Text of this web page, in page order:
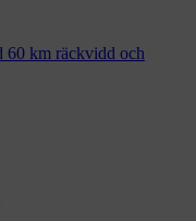
km räckvidd och